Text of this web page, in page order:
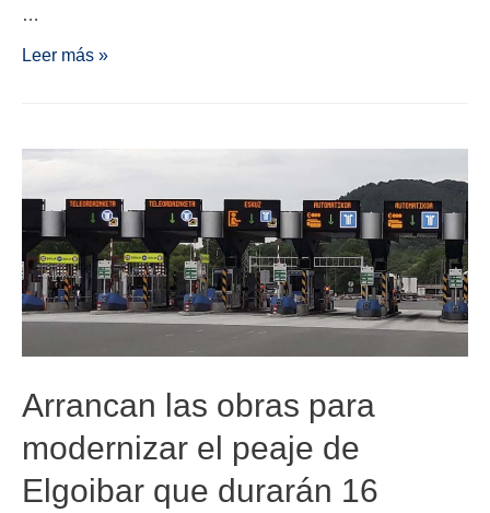
…
Leer más »
Arrancan las obras para
modernizar el peaje de
Elgoibar que durarán 16